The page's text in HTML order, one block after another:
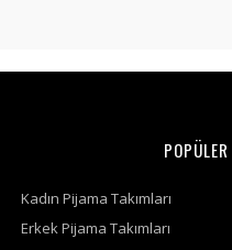
Kadın Pijama Takımları
Erkek Pijama Takımları